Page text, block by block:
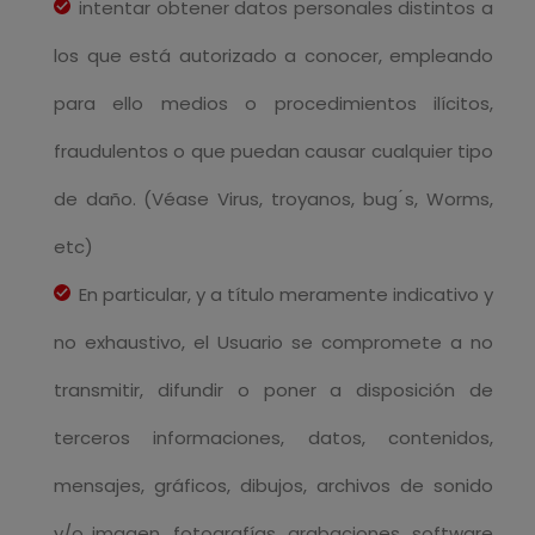
intentar obtener datos personales distintos a
los que está autorizado a conocer, empleando
para ello medios o procedimientos ilícitos,
fraudulentos o que puedan causar cualquier tipo
de daño. (Véase Virus, troyanos, bug ́s, Worms,
etc)
En particular, y a título meramente indicativo y
no exhaustivo, el Usuario se compromete a no
transmitir, difundir o poner a disposición de
terceros informaciones, datos, contenidos,
mensajes, gráficos, dibujos, archivos de sonido